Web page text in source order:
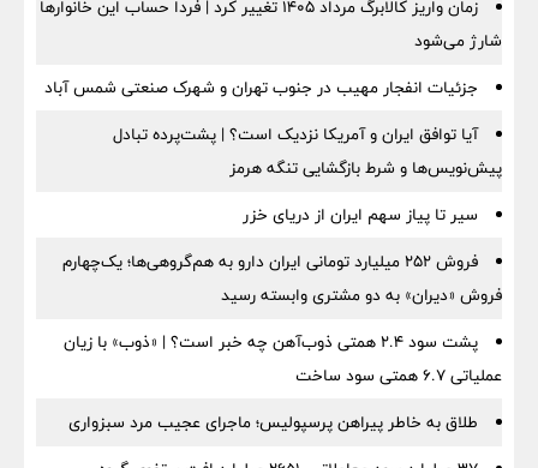
زمان واریز کالابرگ مرداد ۱۴۰۵ تغییر کرد | فردا حساب این خانوارها
شارژ می‌شود
جزئیات انفجار مهیب در جنوب تهران و شهرک صنعتی شمس آباد
آیا توافق ایران و آمریکا نزدیک است؟ | پشت‌پرده تبادل
پیش‌نویس‌ها و شرط بازگشایی تنگه هرمز
سیر تا پیاز سهم ایران از دریای خزر
فروش ۲۵۲ میلیارد تومانی ایران دارو به هم‌گروهی‌ها؛ یک‌چهارم
فروش «دیران» به دو مشتری وابسته رسید
پشت سود ۲.۴ همتی ذوب‌آهن چه خبر است؟ | «ذوب» با زیان
عملیاتی ۶.۷ همتی سود ساخت
طلاق به خاطر پیراهن پرسپولیس؛ ماجرای عجیب مرد سبزواری